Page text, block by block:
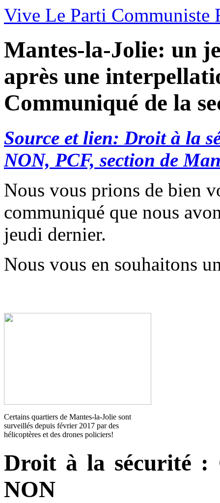
Vive Le Parti Communiste
Mantes-la-Jolie: un
après une
Communiqué de la
Source et lien: Droit à la
NON, PCF, section de
Nous vous prions de bien
communiqué que nous
jeudi dernier.
Nous vous en souhaitons
Certains quartiers de Mantes-la-Jolie sont
surveillés depuis février 2017 par des
hélicoptères et des drones policiers!
Droit à la sécurité :
NON